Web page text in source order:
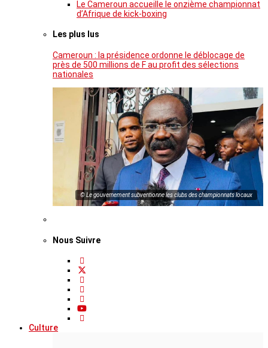
Le Cameroun accueille le onzième championnat
d’Afrique de kick-boxing
Les plus lus
Cameroun : la présidence ordonne le déblocage de
près de 500 millions de F au profit des sélections
nationales
© Le gouvernement subventionne les clubs des championnats locaux
Nous Suivre
Culture